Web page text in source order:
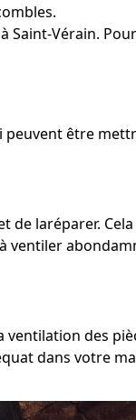
Saint-Vérain.
être
de laréparer.
ventiler
des
dans votre